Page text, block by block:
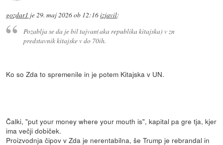
gozdar1 je29. maj 2026 ob 12:16izjavil:
Pozablja se da je bil tajvan(aka republika kitajska) v zn
predstavnik kitajske v do 70ih.
Ko so Zda to spremenile in je potem Kitajska v UN.
Čalki, "put your money where your mouth is", kapital pa gre tja, kjer
ima večji dobiček.
Proizvodnja čipov v Zda je nerentabilna, še Trump je rebrandal in